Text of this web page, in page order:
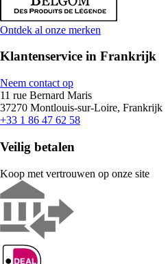
Ontdek al onze merken
Klantenservice in Frankrijk
Neem contact op
11 rue Bernard Maris
37270 Montlouis-sur-Loire, Frankrijk
+33 1 86 47 62 58
Veilig betalen
Koop met vertrouwen op onze site